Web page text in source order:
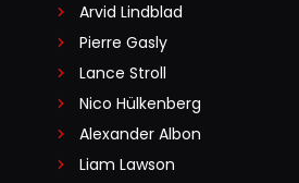
Arvid Lindblad
Pierre Gasly
Lance Stroll
Nico Hülkenberg
Alexander Albon
Liam Lawson